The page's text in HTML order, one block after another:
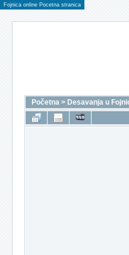
Fojnica online Pocetna stranica
Početna > Desavanja u